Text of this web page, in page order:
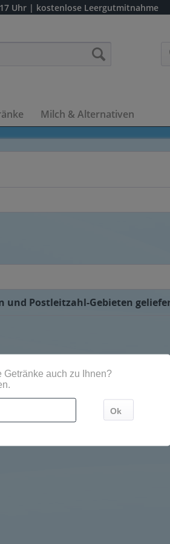
Uhr | kostenlose Leergutmitnahme
Milch & Alternativen
und Postleitzahl-Gebieten